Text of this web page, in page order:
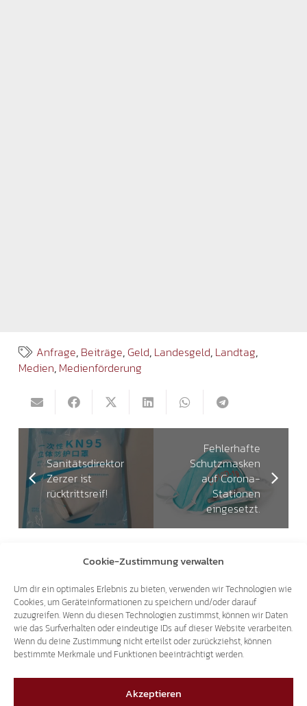
Cookie-Zustimmung verwalten
Um dir ein optimales Erlebnis zu bieten, verwenden wir Technologien wie
Cookies, um Geräteinformationen zu speichern und/oder darauf
zuzugreifen. Wenn du diesen Technologien zustimmst, können wir Daten
wie das Surfverhalten oder eindeutige IDs auf dieser Website verarbeiten.
Wenn du deine Zustimmung nicht erteilst oder zurückziehst, können
bestimmte Merkmale und Funktionen beeinträchtigt werden.
Akzeptieren
Anfrage, Beiträge,Geld, Landesgeld, Landtag,
Medien, Medienförderung
Sanitätsdirektor
Zerzer ist
rücktrittsreif!
Fehlerhafte
Schutzmasken
auf Corona-
Stationen
eingesetzt.
Das könnte dich auch interessieren
25.07.2026